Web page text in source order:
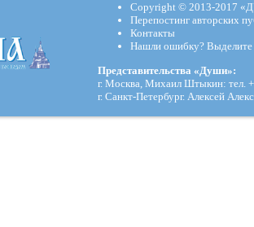
Copyright © 2013-2017
Перепостинг авторских
Контакты
Нашли ошибку?
Представительства «Души»:
г. Москва, Михаил Штыкин: тел.
г. Санкт-Петербург. Алексей